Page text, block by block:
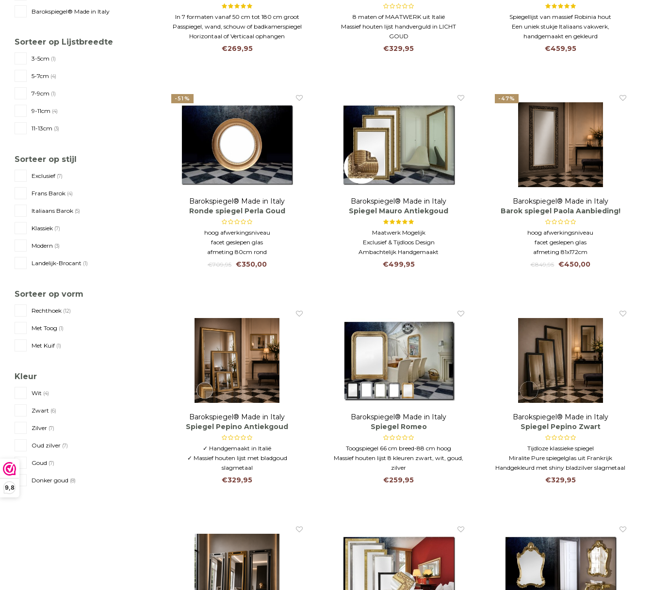
9,8
Barokspiegel® Made in Italy
Sorteer op Lijstbreedte
3-5cm (1)
5-7cm (4)
7-9cm (1)
9-11cm (4)
11-13cm (3)
Sorteer op stijl
Exclusief (7)
Frans Barok (4)
Italiaans Barok (5)
Klassiek (7)
Modern (3)
Landelijk-Brocant (1)
Sorteer op vorm
Rechthoek (12)
Met Toog (1)
Met Kuif (1)
Kleur
Wit (4)
Zwart (6)
Zilver (7)
Oud zilver (7)
Goud (7)
Donker goud (8)
In 7 formaten vanaf 50 cm tot 180 cm groot
Passpiegel, wand, schouw of badkamerspiegel
Horizontaal of Verticaal ophangen
€269,95
8 maten of MAATWERK uit Italië
Massief houten lijst handverguld in LICHT
GOUD
Duurzaam eco VEILIGHEIDSGLAS met facet
€329,95
Spiegellijst van massief Robinia hout
Een uniek stukje Italiaans vakwerk,
handgemaakt en gekleurd
Kan op maat met of zonder hoek ornamenten
€459,95
-51%
Barokspiegel® Made in Italy
Ronde spiegel Perla Goud
Aanbieding!
hoog afwerkingsniveau
facet geslepen glas
afmeting 80cm rond
€709,95
€350,00
Barokspiegel® Made in Italy
Spiegel Mauro Antiekgoud
Maatwerk Mogelijk
Exclusief & Tijdloos Design
Ambachtelijk Handgemaakt
€499,95
-47%
Barokspiegel® Made in Italy
Barok spiegel Paola Aanbieding!
hoog afwerkingsniveau
facet geslepen glas
afmeting 81x172cm
€849,95
€450,00
Barokspiegel® Made in Italy
Spiegel Pepino Antiekgoud
✓ Handgemaakt in Italië
✓ Massief houten lijst met bladgoud
slagmetaal
✓ Volledig op maat verkrijgbaar
€329,95
Barokspiegel® Made in Italy
Spiegel Romeo
Toogspiegel 66 cm breed-88 cm hoog
Massief houten lijst 8 kleuren zwart, wit, goud,
zilver
Landelijke Schouwspiegel of badkamerspiegel
€259,95
Barokspiegel® Made in Italy
Spiegel Pepino Zwart
Tijdloze klassieke spiegel
Miralite Pure spiegelglas uit Frankrijk
Handgekleurd met shiny bladzilver slagmetaal
€329,95